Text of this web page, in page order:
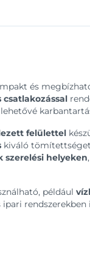
és
csatlakozással
felülettel
kiváló
szerelési helyeken
például
rendszerekben